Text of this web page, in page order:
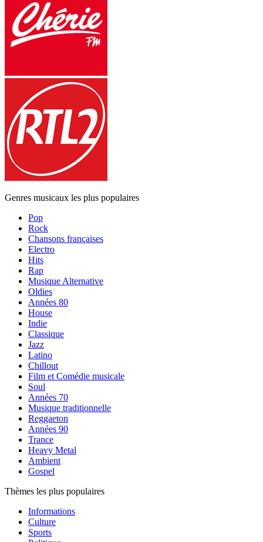
Genres musicaux les plus populaires
Pop
Rock
Chansons françaises
Electro
Hits
Rap
Musique Alternative
Oldies
Années 80
House
Indie
Classique
Jazz
Latino
Chillout
Film et Comédie musicale
Soul
Années 70
Musique traditionnelle
Reggaeton
Années 90
Trance
Heavy Metal
Ambient
Gospel
Thèmes les plus populaires
Informations
Culture
Sports